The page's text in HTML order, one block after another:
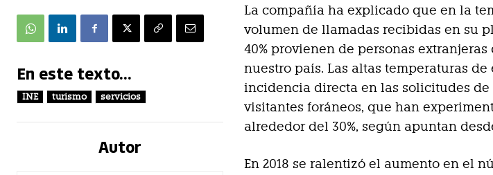
En este texto...
INE turismo servicios
Autor
La compañía ha explicado que en la
volumen de llamadas recibidas en su
40% provienen de personas
nuestro país. Las altas temperaturas
incidencia directa en las solicitudes de
visitantes foráneos, que han
alrededor del 30%, según apuntan
En 2018 se ralentizó el aumento en el